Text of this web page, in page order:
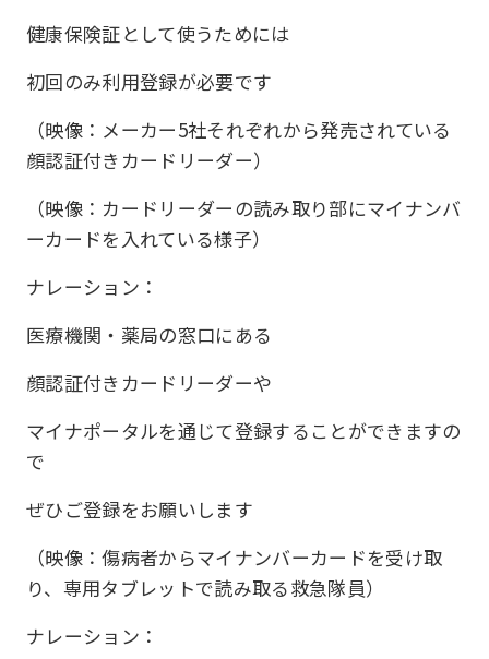
健康保険証として使うためには
初回のみ利用登録が必要です
（映像：メーカー5社それぞれから発売されている
顔認証付きカードリーダー）
（映像：カードリーダーの読み取り部にマイナンバ
ーカードを入れている様子）
ナレーション：
医療機関・薬局の窓口にある
顔認証付きカードリーダーや
マイナポータルを通じて登録することができますの
で
ぜひご登録をお願いします
（映像：傷病者からマイナンバーカードを受け取
り、専用タブレットで読み取る救急隊員）
ナレーション：